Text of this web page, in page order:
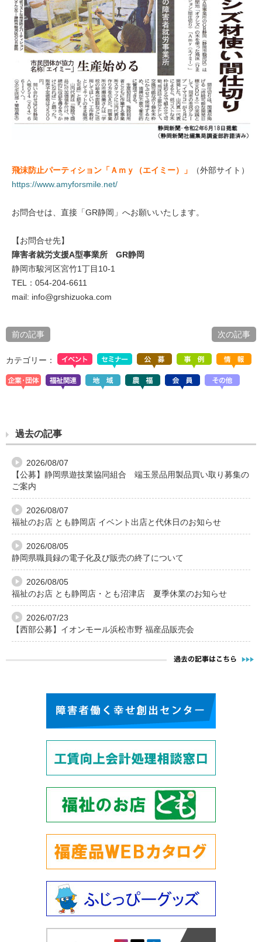
飛沫防止パーティション「Ａｍｙ（エイミー）」
（外部サイト）
https://www.amyforsmile.net/
お問合せは、直接「GR静岡」へお願いいたします。
【お問合せ先】
障害者就労支援A型事業所 GR静岡
静岡市駿河区宮竹1丁目10-1
TEL：054-204-6611
mail: info@grshizuoka.com
前の記事 次の記事
カテゴリー：
過去の記事
2026/08/07
【公募】静岡県遊技業協同組合 端玉景品用製品買い取り募集の
ご案内
2026/08/07
福祉のお店 とも静岡店 イベント出店と代休日のお知らせ
2026/08/05
静岡県職員録の電子化及び販売の終了について
2026/08/05
福祉のお店 とも静岡店・とも沼津店 夏季休業のお知らせ
2026/07/23
【西部公募】イオンモール浜松市野 福産品販売会